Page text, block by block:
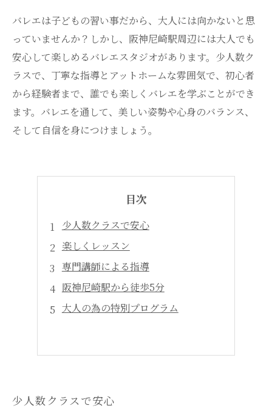
バレエは子どもの習い事だから、大人には向かないと思
っていませんか？しかし、阪神尼崎駅周辺には大人でも
安心して楽しめるバレエスタジオがあります。少人数ク
ラスで、丁寧な指導とアットホームな雰囲気で、初心者
から経験者まで、誰でも楽しくバレエを学ぶことができ
ます。バレエを通して、美しい姿勢や心身のバランス、
そして自信を身につけましょう。
目次
少人数クラスで安心
楽しくレッスン
専門講師による指導
阪神尼崎駅から徒歩5分
大人の為の特別プログラム
少人数クラスで安心